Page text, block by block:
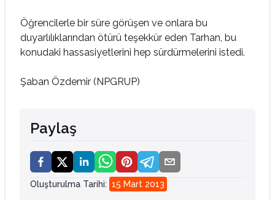
Öğrencilerle bir süre görüşen ve onlara bu
duyarlılıklarından ötürü teşekkür eden Tarhan, bu
konudaki hassasiyetlerini hep sürdürmelerini istedi.
Şaban Özdemir (NPGRUP)
Paylaş
Oluşturulma Tarihi: 15 Mart 2013